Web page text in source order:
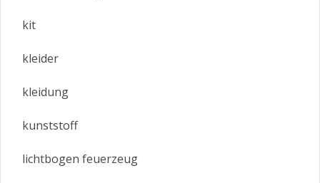
kit
kleider
kleidung
kunststoff
lichtbogen feuerzeug